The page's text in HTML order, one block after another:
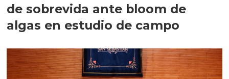
de sobrevida ante bloom de
algas en estudio de campo